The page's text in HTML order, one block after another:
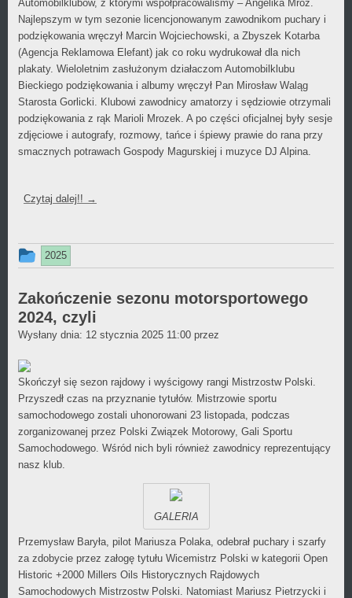
Automobilklubów, z którymi współpracowaliśmy – Angelika Mróz.
Najlepszym w tym sezonie licencjonowanym zawodnikom puchary i
podziękowania wręczył Marcin Wojciechowski, a Zbyszek Kotarba
(Agencja Reklamowa Elefant) jak co roku wydrukował dla nich
plakaty. Wieloletnim zasłużonym działaczom Automobilklubu
Bieckiego podziękowania i albumy wręczył Pan Mirosław Waląg
Starosta Gorlicki. Klubowi zawodnicy amatorzy i sędziowie otrzymali
podziękowania z rąk Marioli Mrozek. A po części oficjalnej były sesje
zdjęciowe i autografy, rozmowy, tańce i śpiewy prawie do rana przy
smacznych potrawach Gospody Magurskiej i muzyce DJ Alpina.
Czytaj dalej!! →
Ten
był
dodany
w
2025
Zakończenie sezonu motorsportowego
2024, czyli
Wysłany dnia: 12 stycznia 2025 11:00 przez
Skończył się sezon rajdowy i wyścigowy rangi Mistrzostw Polski.
Przyszedł czas na przyznanie tytułów. Mistrzowie sportu
samochodowego zostali uhonorowani 23 listopada, podczas
zorganizowanej przez Polski Związek Motorowy, Gali Sportu
Samochodowego. Wśród nich byli również zawodnicy reprezentujący
nasz klub.
GALERIA
Przemysław Baryła, pilot Mariusza Polaka, odebrał puchary i szarfy
za zdobycie przez załogę tytułu Wicemistrz Polski w kategorii Open
Historic +2000 Millers Oils Historycznych Rajdowych
Samochodowych Mistrzostw Polski. Natomiast Mariusz Pietrzycki i